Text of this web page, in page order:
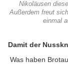
Nikoläusen
Außerdem freut
einmal
Damit der
Was haben